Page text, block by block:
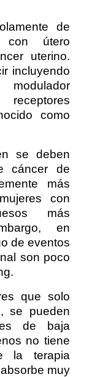
de
con útero
uterino.
incluyendo
como
se deben
cáncer de
más
con
más
en
de eventos
son poco
que solo
se pueden
de baja
no tiene
la terapia
muy